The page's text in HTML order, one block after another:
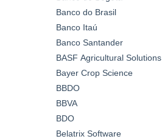
Banco do Brasil
Banco Itaú
Banco Santander
BASF Agricultural Solutions
Bayer Crop Science
BBDO
BBVA
BDO
Belatrix Software